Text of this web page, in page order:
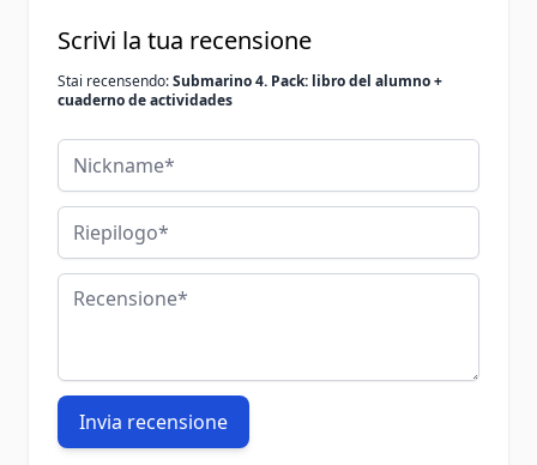
Scrivi la tua recensione
Stai recensendo:Submarino 4. Pack: libro del alumno +
cuaderno de actividades
Nickname
Riepilogo
Recensione
Invia recensione